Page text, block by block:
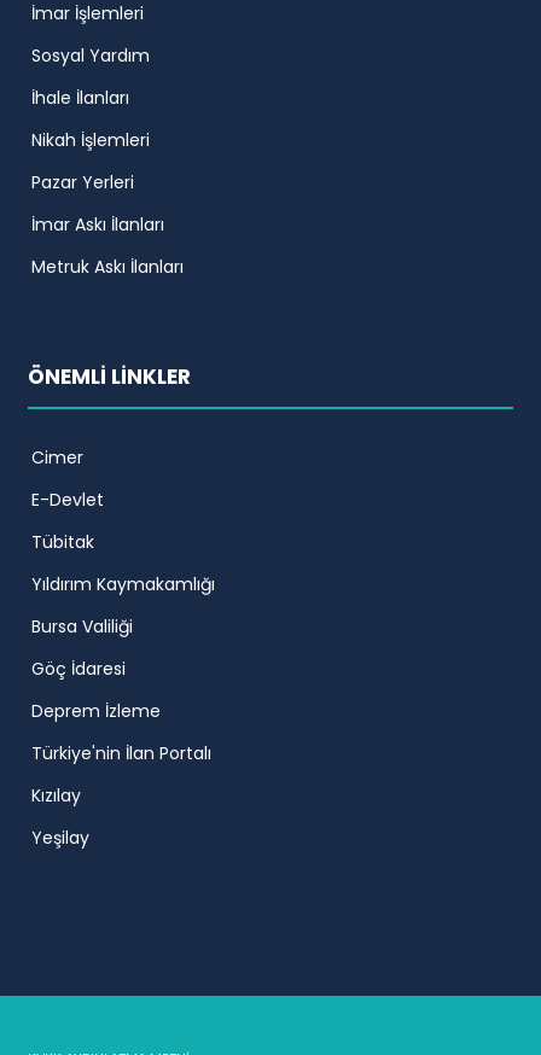
İmar İşlemleri
Sosyal Yardım
İhale İlanları
Nikah İşlemleri
Pazar Yerleri
İmar Askı İlanları
Metruk Askı İlanları
ÖNEMLİ LİNKLER
Cimer
E-Devlet
Tübitak
Yıldırım Kaymakamlığı
Bursa Valiliği
Göç İdaresi
Deprem İzleme
Türkiye'nin İlan Portalı
Kızılay
Yeşilay